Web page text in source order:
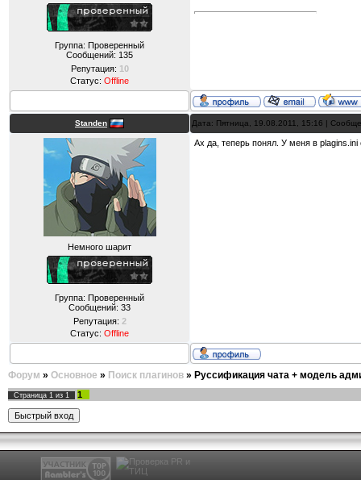
Группа: Проверенный
Сообщений: 135
Репутация: 10
Статус: Offline
Standen Дата: Пятница, 19.08.2011, 15:16 |
Немного шарит
Группа: Проверенный
Сообщений: 33
Репутация: 2
Статус: Offline
Ах да, теперь понял. У меня в
Форум » Основное » Поиск плагинов » Руссификация чата + модель
Страница 1 из 1 1